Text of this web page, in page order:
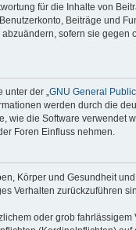
für die Inhalte von
Beiträge und
sofern sie
unter der „GNU General
werden durch die
wie die Software verwendet
Foren Einfluss nehmen.
Körper und Gesundheit
Verhalten zurückzuführen
oder grob